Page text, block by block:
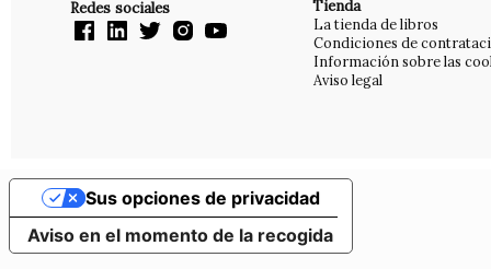
Redes sociales Tienda
La tienda de libros
Condiciones de
Información sobre las
Aviso legal
Aviso en el momento de la recogida
Sus opciones de privacidad